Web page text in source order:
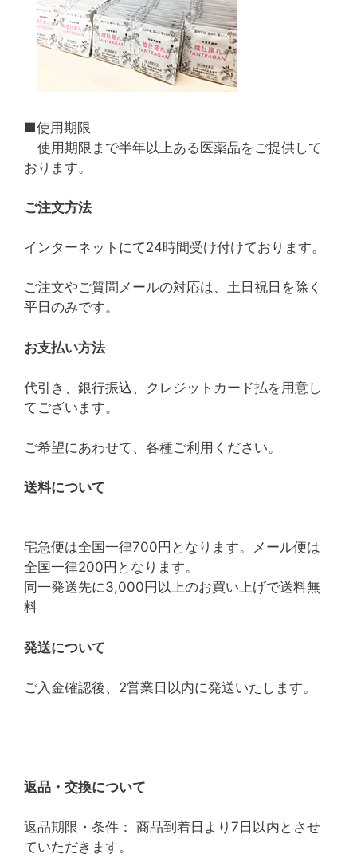
■使用期限
使用期限まで半年以上ある医薬品をご提供して
おります。
ご注文方法
インターネットにて24時間受け付けております。
ご注文やご質問メールの対応は、土日祝日を除く
平日のみです。
お支払い方法
代引き、銀行振込、クレジットカード払を用意し
てございます。
ご希望にあわせて、各種ご利用ください。
送料について
宅急便は全国一律700円となります。メール便は
全国一律200円となります。
同一発送先に3,000円以上のお買い上げで送料無
料
発送について
ご入金確認後、2営業日以内に発送いたします。
返品・交換について
返品期限・条件： 商品到着日より7日以内とさせ
ていただきます。